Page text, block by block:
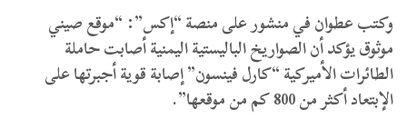
وكتب عطوان في منشور على منصة “إكس”: “موقع صيني
موثوق يؤكد أن الصواريخ الباليستية اليمنية أصابت حاملة
الطائرات الأميركية “كارل فينسون” إصابة قوية أجبرتها على
الإبتعاد أكثر من 800 كم من موقعها”.